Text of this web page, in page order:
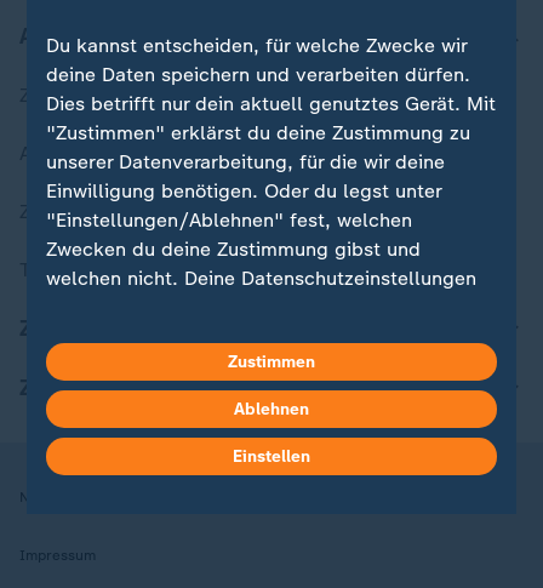
Aktuell bei ZDFheute
Zuletzt veröffentlicht
Aktuelle Sendungs-Videos
ZDFheute Stories
Themen im Überblick
ZDFheute Apps
Nutzungsbedingungen
Impressum
Du kannst entscheiden, für welche Zwecke wir
deine Daten speichern und verarbeiten dürfen.
Dies betrifft nur dein aktuell genutztes Gerät. Mit
"Zustimmen" erklärst du deine Zustimmung zu
unserer Datenverarbeitung, für die wir deine
Einwilligung benötigen. Oder du legst unter
"Einstellungen/Ablehnen" fest, welchen
Zwecken du deine Zustimmung gibst und
welchen nicht. Deine Datenschutzeinstellungen
Hier findest du das Impressum.
Weitere Informationen findest du in unserer
Datenschutzerklärung.
Zustimmen
Ablehnen
Einstellen